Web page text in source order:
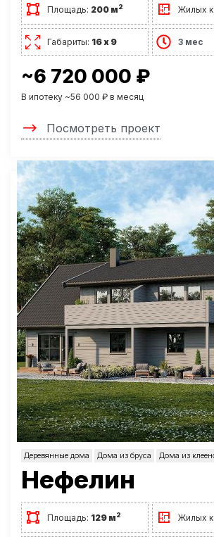
Площадь: 200 м2 Жилых
Габариты: 16 х 9 3 мес
~6 720 000 ₽
В ипотеку ~56 000 ₽ в месяц
Посмотреть проект
Деревянные дома Дома из бруса Дома из
Нефелин
Площадь: 129 м2 Жилых